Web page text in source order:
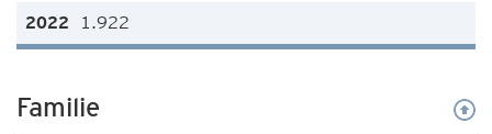
1.922
Familie